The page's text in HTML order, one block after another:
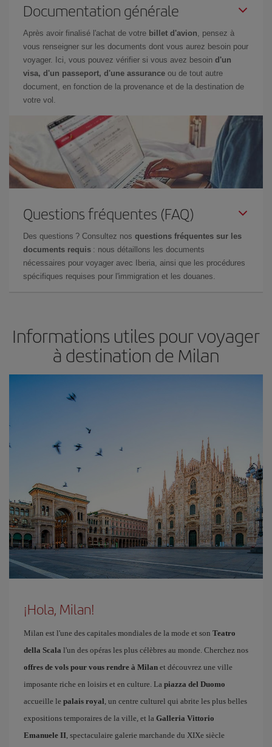
Documentation générale
Après avoir finalisé l'achat de votre billet d'avion, pensez à
vous renseigner sur les documents dont vous aurez besoin pour
voyager. Ici, vous pouvez vérifier si vous avez besoin d'un
visa, d'un passeport, d'une assurance ou de tout autre
document, en fonction de la provenance et de la destination de
votre vol.
Questions fréquentes (FAQ)
Des questions ? Consultez nos questions fréquentes sur les
documents requis : nous détaillons les documents
nécessaires pour voyager avec Iberia, ainsi que les procédures
spécifiques requises pour l'immigration et les douanes.
Informations utiles pour voyager
à destination de Milan
¡Hola, Milan!
Milan est l'une des capitales mondiales de la mode et son Teatro
della Scala l'un des opéras les plus célèbres au monde. Cherchez nos
offres de vols pour vous rendre à Milan et découvrez une ville
imposante riche en loisirs et en culture. La piazza del Duomo
accueille le palais royal, un centre culturel qui abrite les plus belles
expositions temporaires de la ville, et la Galleria Vittorio
Emanuele II, spectaculaire galerie marchande du XIXe siècle